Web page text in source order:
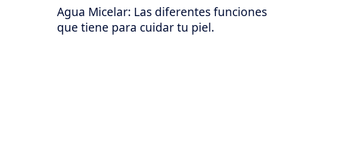
Agua Micelar: Las diferentes funciones
que tiene para cuidar tu piel.